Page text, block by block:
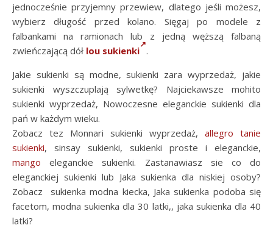
jednocześnie przyjemny przewiew, dlatego jeśli możesz,
wybierz długość przed kolano. Sięgaj po modele z
falbankami na ramionach lub z jedną węższą falbaną
zwieńczającą dół lou sukienki .
Jakie sukienki są modne, sukienki zara wyprzedaż, jakie
sukienki wyszczuplają sylwetkę? Najciekawsze mohito
sukienki wyprzedaż, Nowoczesne eleganckie sukienki dla
pań w każdym wieku.
Zobacz tez Monnari sukienki wyprzedaż, allegro tanie
sukienki, sinsay sukienki, sukienki proste i eleganckie,
mango eleganckie sukienki. Zastanawiasz sie co do
eleganckiej sukienki lub Jaka sukienka dla niskiej osoby?
Zobacz sukienka modna kiecka, Jaka sukienka podoba się
facetom, modna sukienka dla 30 latki,, jaka sukienka dla 40
latki?